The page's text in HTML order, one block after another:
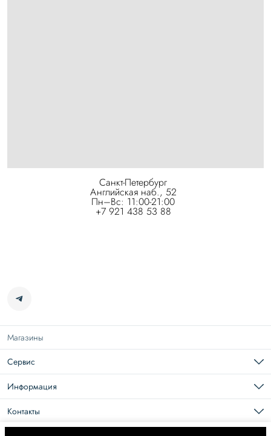
Санкт-Петербург
Английская наб., 52
Пн–Вс: 11:00-21:00
+7 921 438 53 88
Магазины
Сервис
Подарочная карта
Доставка
Возврат
Документы
Информация
Карьера в Roseville
О нас
Контакты
Телефон